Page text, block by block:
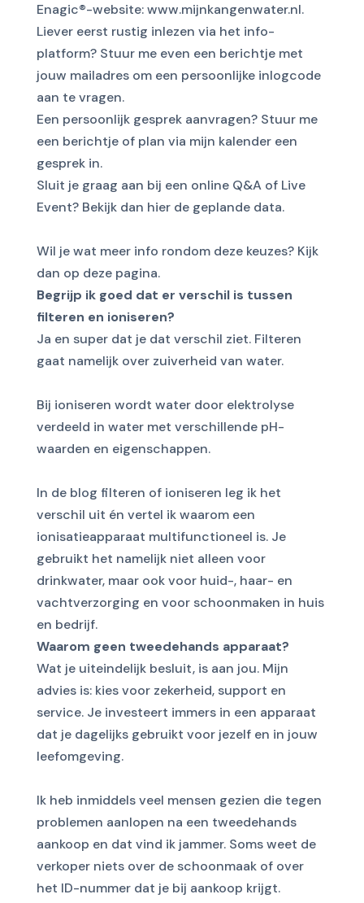
Enagic®-website:www.mijnkangenwater.nl.
Liever eerst rustig inlezen via het info-
platform? Stuur me even een berichtje met
jouw mailadres om een persoonlijke inlogcode
aan te vragen.
Een persoonlijk gesprek aanvragen? Stuur me
een berichtje of plan via mijn kalendereen
gesprek in.
Sluit je graag aan bij een online Q&A of Live
Event? Bekijk dan hier de geplande data.
Wil je wat meer info rondom deze keuzes? Kijk
dan op deze pagina.
Begrijp ik goed dat er verschil is tussen
filteren en ioniseren?
Ja en super dat je dat verschil ziet. Filteren
gaat namelijk over zuiverheid van water.
Bij ioniseren wordt water door elektrolyse
verdeeld in water met verschillende pH-
waarden en eigenschappen.
In de blog filteren of ioniseren leg ik het
verschil uit én vertel ik waarom een
ionisatieapparaat multifunctioneel is. Je
gebruikt het namelijk niet alleen voor
drinkwater, maar ook voor huid-, haar- en
vachtverzorging en voor schoonmaken in huis
en bedrijf.
Waarom geen tweedehands apparaat?
Wat je uiteindelijk besluit, is aan jou. Mijn
advies is: kies voor zekerheid, support en
service. Je investeert immers in een apparaat
dat je dagelijks gebruikt voor jezelf en in jouw
leefomgeving.
Ik heb inmiddels veel mensen gezien die tegen
problemen aanlopen na een tweedehands
aankoop en dat vind ik jammer. Soms weet de
verkoper niets over de schoonmaak of over
het ID-nummer dat je bij aankoop krijgt.